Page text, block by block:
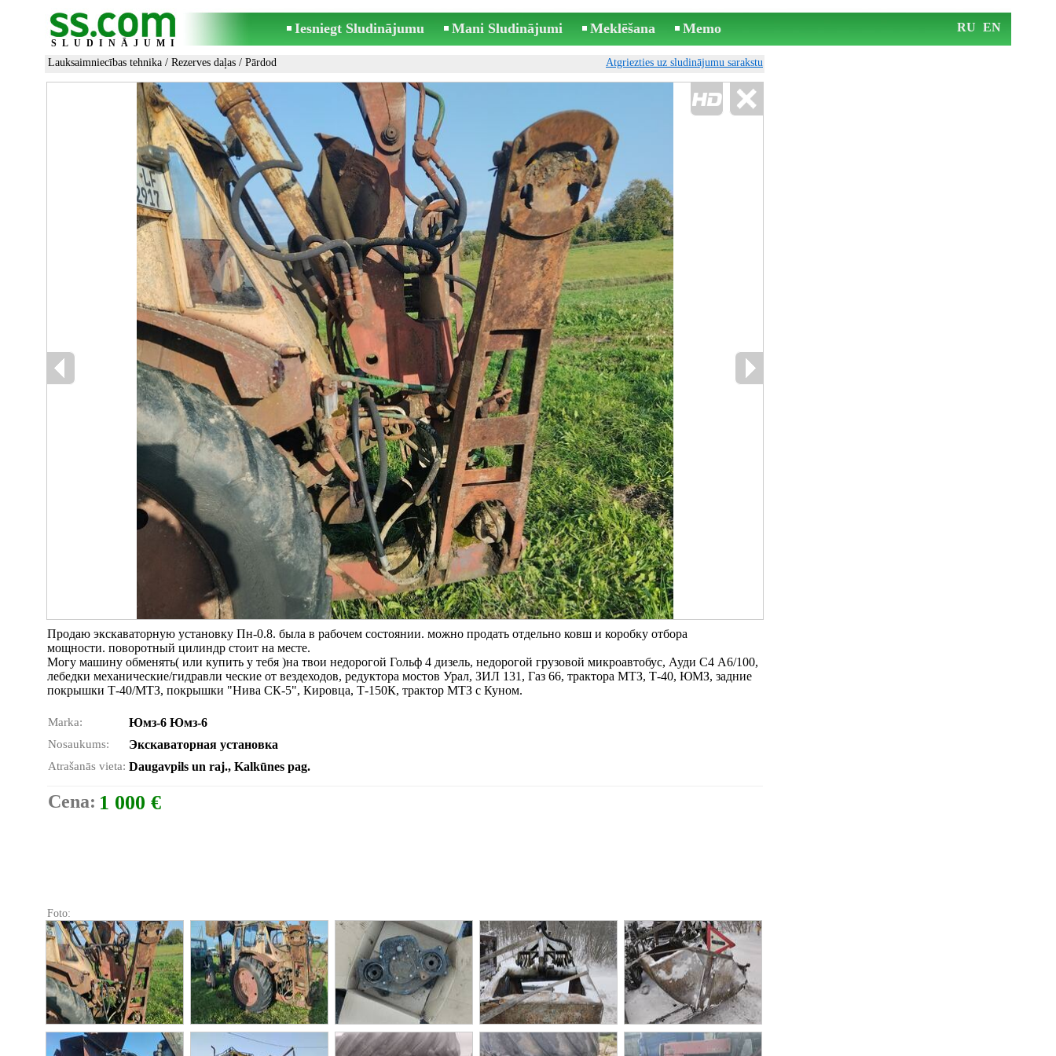
SLUDINĀJUMI
Iesniegt Sludinājumu Mani Sludinājumi Meklēšana Memo RU EN
Lauksaimniecības tehnika / Rezerves daļas / Pārdod Atgriezties uz sludinājumu sarakstu
Продаю экскаваторную установку Пн-0.8. была в рабочем состоянии. можно продать отдельно ковш и коробку отбора
мощности. поворотный цилиндр стоит на месте.
Могу машину обменять( или купить у тебя )на твои недорогой Гольф 4 дизель, недорогой грузовой микроавтобус, Ауди С4 А6/100,
лебедки механические/гидравли ческие от вездеходов, редуктора мостов Урал, ЗИЛ 131, Газ 66, трактора МТЗ, Т-40, ЮМЗ, задние
покрышки Т-40/МТЗ, покрышки "Нива СК-5", Кировца, Т-150К, трактор МТЗ с Куном.
Marka: Юмз-6 Юмз-6
Nosaukums: Экскаваторная установка
Atrašanās vieta: Daugavpils un raj., Kalkūnes pag.
Cena: 1 000 €
Foto: